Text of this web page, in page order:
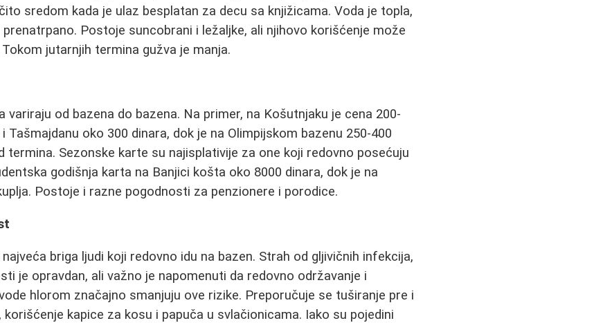
sredom kada je ulaz besplatan za decu sa knjižicama. Voda je topla,
Postoje suncobrani i ležaljke, ali njihovo korišćenje može
jutarnjih termina gužva je manja.
variraju od bazena do bazena. Na primer, na Košutnjaku je cena 200-
Tašmajdanu oko 300 dinara, dok je na Olimpijskom bazenu 250-400
termina. Sezonske karte su najisplativije za one koji redovno posećuju
godišnja karta na Banjici košta oko 8000 dinara, dok je na
Postoje i razne pogodnosti za penzionere i porodice.
briga ljudi koji redovno idu na bazen. Strah od gljivičnih infekcija,
je opravdan, ali važno je napomenuti da redovno održavanje i
hlorom značajno smanjuju ove rizike. Preporučuje se tuširanje pre i
korišćenje kapice za kosu i papuča u svlačionicama. Iako su pojedini